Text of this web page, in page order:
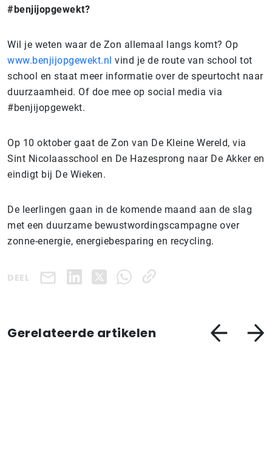
#benjijopgewekt?
Wil je weten waar de Zon allemaal langs komt? Op
www.benjijopgewekt.nl vind je de route van school tot
school en staat meer informatie over de speurtocht naar
duurzaamheid. Of doe mee op social media via
#benjijopgewekt.
Op 10 oktober gaat de Zon van De Kleine Wereld, via
Sint Nicolaasschool en De Hazesprong naar De Akker en
eindigt bij De Wieken.
De leerlingen gaan in de komende maand aan de slag
met een duurzame bewustwordingscampagne over
zonne-energie, energiebesparing en recycling.
DEEL
Gerelateerde artikelen